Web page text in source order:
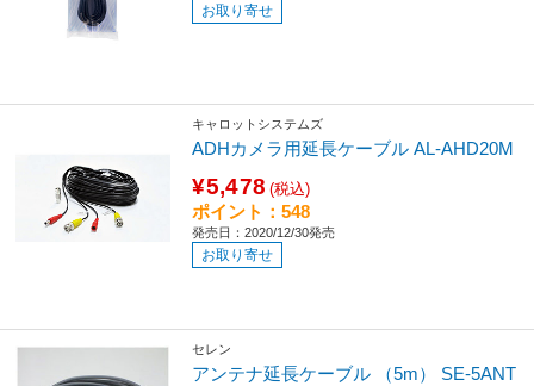
お取り寄せ
キャロットシステムズ
ADHカメラ用延長ケーブル AL-AHD20M
¥5,478 (税込)
ポイント：548
発売日：2020/12/30発売
お取り寄せ
セレン
アンテナ延長ケーブル （5m） SE-5ANT